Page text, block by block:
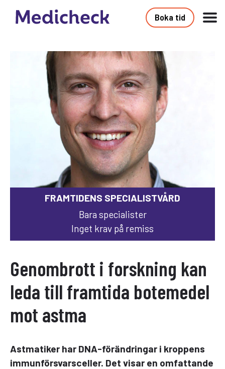
Boka tid
FRAMTIDENS SPECIALISTVÅRD
Bara specialister
Inget krav på remiss
Genombrott i forskning kan
leda till framtida botemedel
mot astma
Astmatiker har DNA-förändringar i kroppens
immunförsvarsceller. Det visar en omfattande